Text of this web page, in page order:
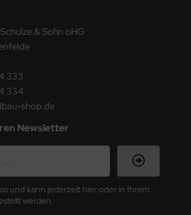
& Sohn oHG
333
334
shop.de
Newsletter
und kann jederzeit hier oder in Ihrem
werden.